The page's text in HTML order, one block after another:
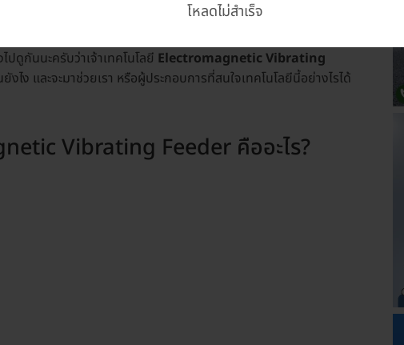
โหลดไม่สำเร็จ
นยำขึ้น 20–40%, downtime ลดลงอย่างมีนัยสำคัญ และคุณภาพ
นทุนรวมลดลง และเพิ่มกำลังการผลิตได้แบบไม่ต้องลงทุน
ปดูกันนะครับว่าเจ้าเทคโนโลยี Electromagnetic Vibrating
งไง และจะมาช่วยเรา หรือผู้ประกอบการที่สนใจเทคโนโลยีนี้อย่างไรได้
Vibrating Feeder คืออะไร?